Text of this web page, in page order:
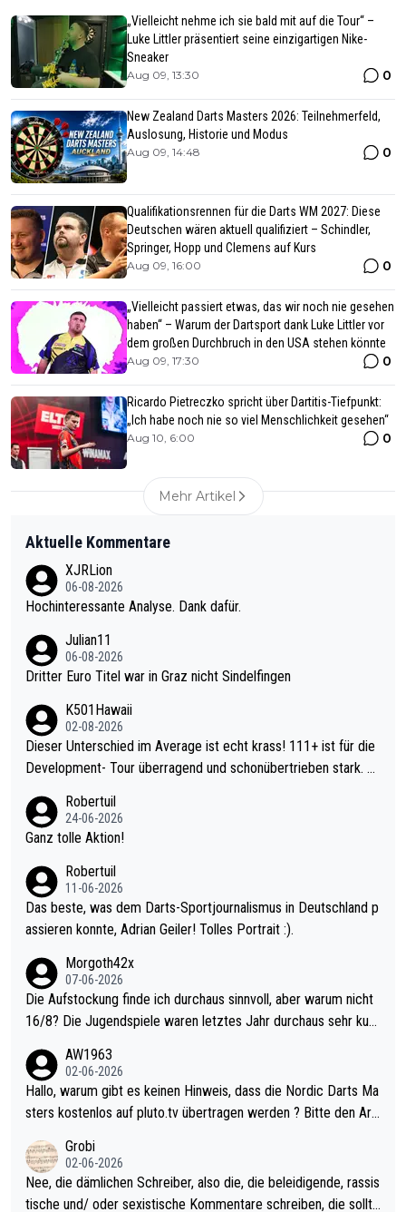
„Vielleicht nehme ich sie bald mit auf die Tour“ –
Luke Littler präsentiert seine einzigartigen Nike-
Sneaker
Aug 09, 13:30 0
New Zealand Darts Masters 2026: Teilnehmerfeld,
Auslosung, Historie und Modus
Aug 09, 14:48 0
Qualifikationsrennen für die Darts WM 2027: Diese
Deutschen wären aktuell qualifiziert – Schindler,
Springer, Hopp und Clemens auf Kurs
Aug 09, 16:00 0
„Vielleicht passiert etwas, das wir noch nie gesehen
haben“ – Warum der Dartsport dank Luke Littler vor
dem großen Durchbruch in den USA stehen könnte
Aug 09, 17:30 0
Ricardo Pietreczko spricht über Dartitis-Tiefpunkt:
„Ich habe noch nie so viel Menschlichkeit gesehen“
Aug 10, 6:00 0
Mehr Artikel
Aktuelle Kommentare
XJRLion
06-08-2026
Hochinteressante Analyse. Dank dafür.
Julian11
06-08-2026
Dritter Euro Titel war in Graz nicht Sindelfingen
K501Hawaii
02-08-2026
Dieser Unterschied im Average ist echt krass! 111+ ist für die
Development- Tour überragend und schonübertrieben stark. U
mal 40+ erst recht. Da gewinnst keinen Blumentopf - ist ja noc
h krasser wie ein Pokalspiel eines Kreisligisten vs einem Bund
Robertuil
24-06-2026
Ganz tolle Aktion!
Robertuil
11-06-2026
Das beste, was dem Darts-Sportjournalismus in Deutschland p
assieren konnte, Adrian Geiler! Tolles Portrait :).
Morgoth42x
07-06-2026
Die Aufstockung finde ich durchaus sinnvoll, aber warum nicht
16/8? Die Jugendspiele waren letztes Jahr durchaus sehr kurz
Allerdings ist Mitchell Lawrie als Nummer 1 der Welt eh qualifi
ziert. Somit ändert die automatische Qualifikation des Weltmei
sters erstmal nichts. Ich denke sie wollen damit für nächstes J
ohl wenig WDF Turniere spielen. Dies war bei Archie Self letzt
es Jahr der Fall. Er musste als amtierender Weltmeister durch
den Qualifier und ich glaube kaum, dass Mitchel sich das (in Ve
AW1963
02-06-2026
Hallo, warum gibt es keinen Hinweis, dass die Nordic Darts Ma
sters kostenlos auf pluto.tv übertragen werden ? Bitte den Arti
Grobi
02-06-2026
Nee, die dämlichen Schreiber, also die, die beleidigende, rassis
tische und/ oder sexistische Kommentare schreiben, die sollte